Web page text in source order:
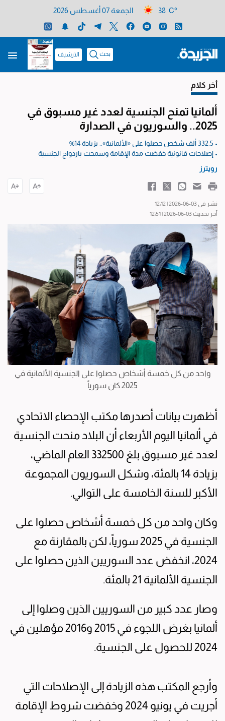
38 C° الجمعة 07 أغسطس 2026
بحث الارشيف
أخر كلام
ألمانيا تمنح الجنسية لعدد غير مسبوق في
2025.. والسوريون في الصدارة
• 332.5 ألف شخص حصلوا على «الألمانية».. بزيادة 14%
• إصلاحات قانونية خفضت مدة الإقامة وسمحت بازدواج الجنسية
رويترز
نشر في 03-06-2026 | 12:12
آخر تحديث 03-06-2026 | 12:51
واحد من ‌كل خمسة أشخاص حصلوا ​على الجنسية الألمانية في
2025 كان سورياً
أظهرت بيانات أصدرها مكتب الإحصاء الاتحادي
في ألمانيا اليوم الأربعاء أن البلاد منحت الجنسية
لعدد غير ⁠مسبوق بلغ 332500 العام الماضي،
بزيادة 14 بالمئة، ⁠وشكل السوريون المجموعة
الأكبر للسنة الخامسة على التوالي.
وكان واحد من ‌كل خمسة أشخاص حصلوا ​على
الجنسية في 2025 سورياً، لكن بالمقارنة مع
‌2024، ​انخفض عدد السوريين الذين حصلوا ‌على
الجنسية الألمانية 21 بالمئة.
وصار ‌عدد كبير من السوريين الذين وصلوا إلى
ألمانيا بغرض اللجوء في 2015 و2016 مؤهلين في
2024 ​للحصول على الجنسية.
وأرجع المكتب هذه الزيادة إلى الإصلاحات التي
أجريت في يونيو 2024 وخفضت ​شروط الإقامة